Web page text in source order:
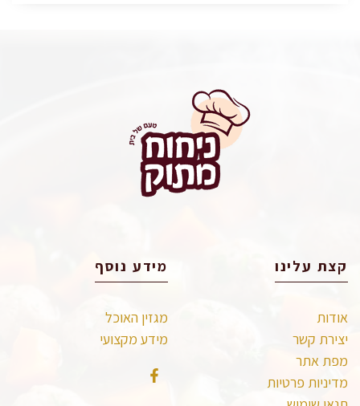
קצת עלינו
אודות
יצירת קשר
מפת אתר
מדיניות פרטיות
מידע נוסף
מגזין האוכל
מידע מקצועי